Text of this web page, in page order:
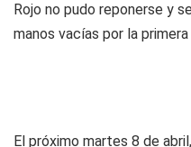
Rojo no pudo reponerse y
manos vacías por la
El próximo martes 8 de